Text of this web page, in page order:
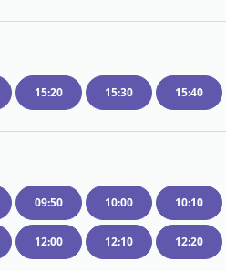
15:20 15:30 15:40
09:50 10:00 10:10
12:00 12:10 12:20